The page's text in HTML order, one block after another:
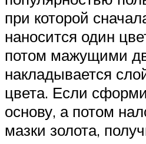
при которой
наносится один
потом мажущими
накладывается
цвета. Если
основу, а потом
мазки золота,